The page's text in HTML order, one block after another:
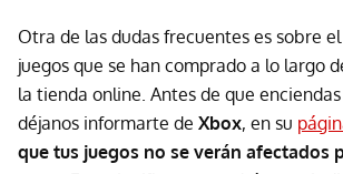
Otra de las dudas frecuentes es sobre
juegos que se han comprado a lo largo
la tienda online. Antes de que
déjanos informarte de Xbox, en su
que tus juegos no se verán afectados